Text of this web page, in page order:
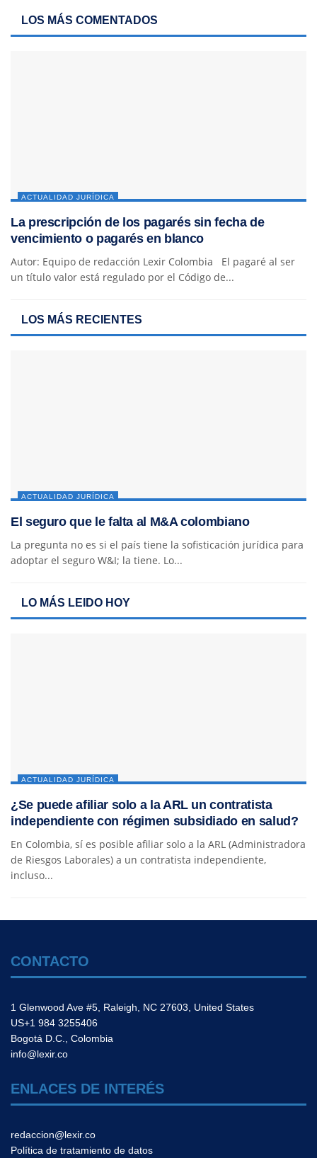
LOS MÁS COMENTADOS
ACTUALIDAD JURÍDICA
La prescripción de los pagarés sin fecha de
vencimiento o pagarés en blanco
Autor: Equipo de redacción Lexir Colombia El pagaré al ser
un título valor está regulado por el Código de...
LOS MÁS RECIENTES
ACTUALIDAD JURÍDICA
El seguro que le falta al M&A colombiano
La pregunta no es si el país tiene la sofisticación jurídica para
adoptar el seguro W&I; la tiene. Lo...
LO MÁS LEIDO HOY
ACTUALIDAD JURÍDICA
¿Se puede afiliar solo a la ARL un contratista
independiente con régimen subsidiado en salud?
En Colombia, sí es posible afiliar solo a la ARL (Administradora
de Riesgos Laborales) a un contratista independiente,
incluso...
CONTACTO
1 Glenwood Ave #5, Raleigh, NC 27603, United States
US+1 984 3255406
Bogotá D.C., Colombia
info@lexir.co
ENLACES DE INTERÉS
redaccion@lexir.co
Política de tratamiento de datos